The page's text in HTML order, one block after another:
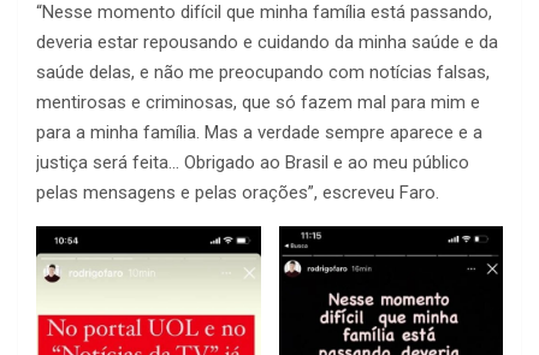
“Nesse momento difícil que minha família está passando,
deveria estar repousando e cuidando da minha saúde e da
saúde delas, e não me preocupando com notícias falsas,
mentirosas e criminosas, que só fazem mal para mim e
para a minha família. Mas a verdade sempre aparece e a
justiça será feita… Obrigado ao Brasil e ao meu público
pelas mensagens e pelas orações”, escreveu Faro.